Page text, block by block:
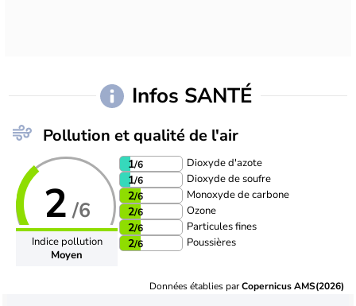
Infos SANTÉ
Pollution et qualité de l'air
2 /6
Indice pollution
Moyen
1/6 Dioxyde d'azote
1/6 Dioxyde de soufre
2/6 Monoxyde de carbone
2/6 Ozone
2/6 Particules fines
2/6 Poussières
Données établies parCopernicus AMS(2026)